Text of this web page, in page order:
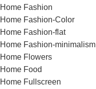
Home Fashion
Home Fashion-Color
Home Fashion-flat
Home Fashion-minimalism
Home Flowers
Home Food
Home Fullscreen